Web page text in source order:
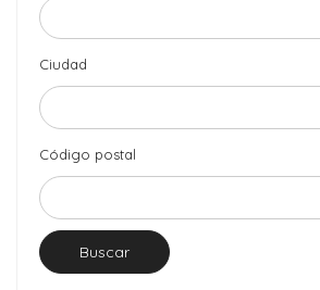
Ciudad
Código postal
Buscar